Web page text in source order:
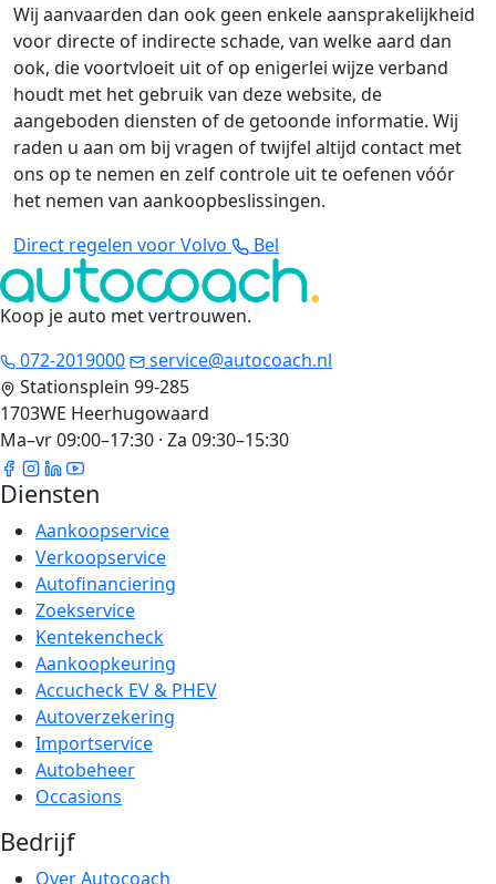
Wij aanvaarden dan ook geen enkele aansprakelijkheid
voor directe of indirecte schade, van welke aard dan
ook, die voortvloeit uit of op enigerlei wijze verband
houdt met het gebruik van deze website, de
aangeboden diensten of de getoonde informatie. Wij
raden u aan om bij vragen of twijfel altijd contact met
ons op te nemen en zelf controle uit te oefenen vóór
het nemen van aankoopbeslissingen.
Direct regelen voor Volvo
Bel
Koop je auto met vertrouwen.
072-2019000
service@autocoach.nl
Stationsplein 99-285
1703WE Heerhugowaard
Ma–vr 09:00–17:30 · Za 09:30–15:30
Diensten
Aankoopservice
Verkoopservice
Autofinanciering
Zoekservice
Kentekencheck
Aankoopkeuring
Accucheck EV & PHEV
Autoverzekering
Importservice
Autobeheer
Occasions
Bedrijf
Over Autocoach